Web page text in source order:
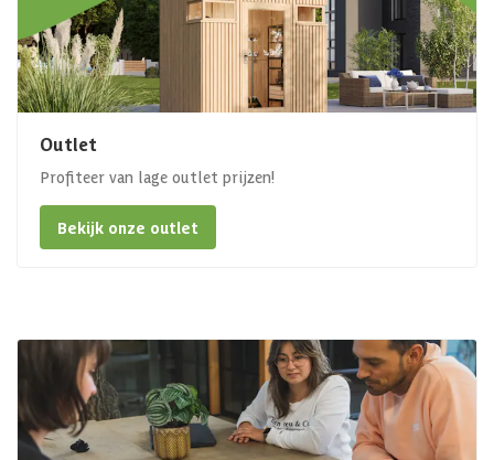
Outlet
Profiteer van lage outlet prijzen!
Bekijk onze outlet